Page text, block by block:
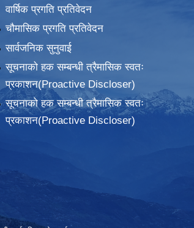
वार्षिक प्रगति प्रतिवेदन
चौमासिक प्रगति प्रतिवेदन
सार्वजनिक सुनुवाई
सूचनाको हक सम्बन्धी त्रैमासिक स्वतः
प्रकाशन(Proactive Discloser)
सूचनाको हक सम्बन्धी त्रैमासिक स्वतः
प्रकाशन(Proactive Discloser)